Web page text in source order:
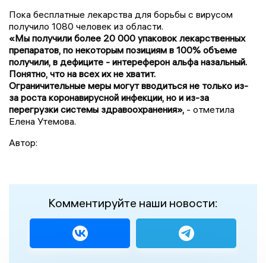
Пока бесплатные лекарства для борьбы с вирусом
получило 1080 человек из области.
«Мы получили более 20 000 упаковок лекарственных
препаратов, по некоторым позициям в 100% объеме
получили, в дефиците - интереферон альфа назальный.
Понятно, что на всех их не хватит.
Ограничительные меры могут вводиться не только из-
за роста коронавирусной инфекции, но и из-за
перегрузки системы здравоохранения», - отметила
Елена Утемова.
Автор:
Комментируйте наши новости: